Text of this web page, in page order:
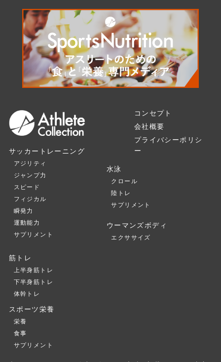
コンセプト
会社概要
プライバシーポリシ
ー
サッカートレーニング
アジリティ
ジャンプ力
スピード
フィジカル
瞬発力
運動能力
サプリメント
水泳
クロール
陸トレ
サプリメント
ウーマンズボディ
エクササイズ
筋トレ
上半身筋トレ
下半身筋トレ
体幹トレ
スポーツ栄養
栄養
食事
サプリメント